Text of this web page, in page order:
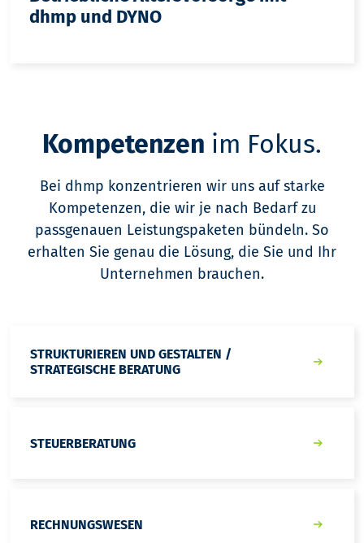
dhmp und DYNO
Kompetenzen im Fokus.
Bei dhmp konzentrieren wir uns auf starke
Kompetenzen, die wir je nach Bedarf zu
passgenauen Leistungspaketen bündeln. So
erhalten Sie genau die Lösung, die Sie und Ihr
Unternehmen brauchen.
STRUKTURIEREN UND GESTALTEN /
STRATEGISCHE BERATUNG
STEUERBERATUNG
RECHNUNGSWESEN